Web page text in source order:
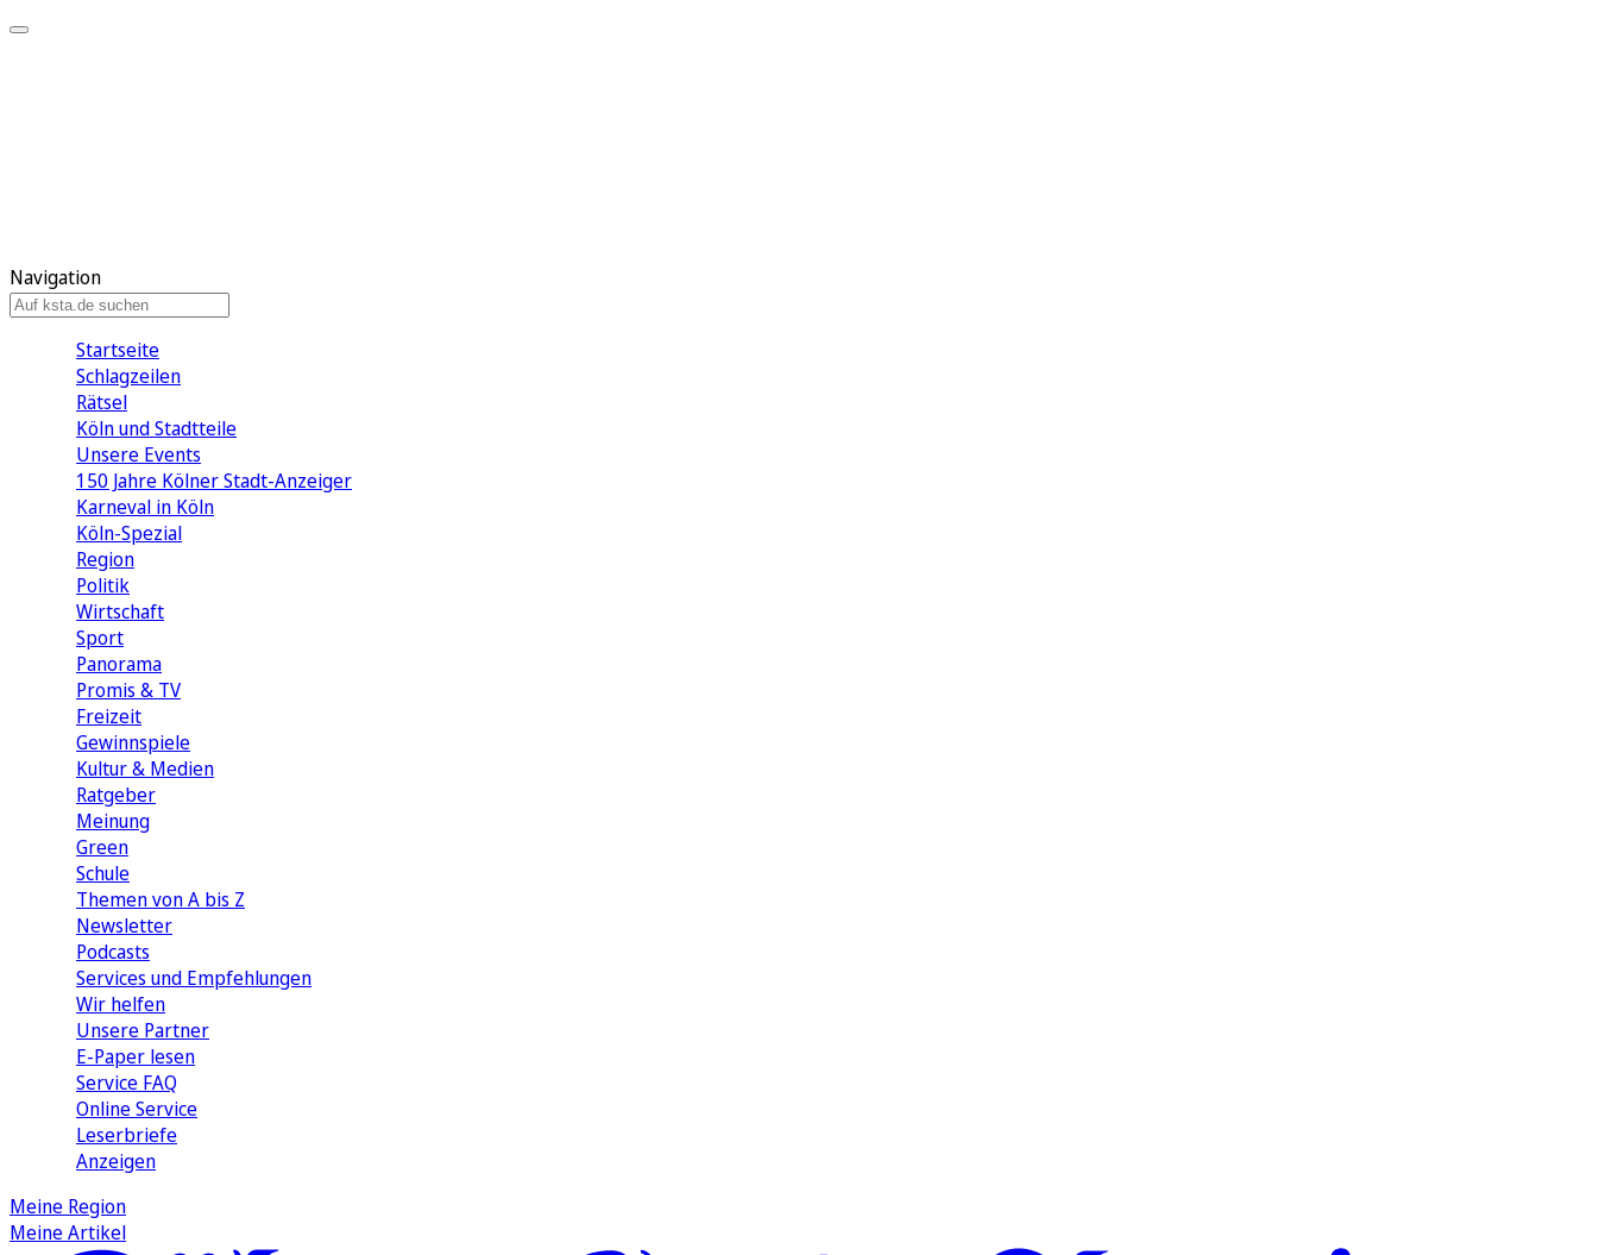
Navigation
Startseite
Schlagzeilen
Rätsel
Köln und Stadtteile
Unsere Events
150 Jahre Kölner Stadt-Anzeiger
Karneval in Köln
Köln-Spezial
Region
Politik
Wirtschaft
Sport
Panorama
Promis & TV
Freizeit
Gewinnspiele
Kultur & Medien
Ratgeber
Meinung
Green
Schule
Themen von A bis Z
Newsletter
Podcasts
Services und Empfehlungen
Wir helfen
Unsere Partner
E-Paper lesen
Service FAQ
Online Service
Leserbriefe
Anzeigen
Meine Region
Meine Artikel